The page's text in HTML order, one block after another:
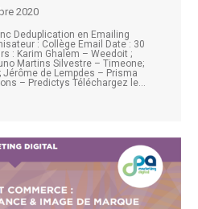
2020
Deduplication en Emailing
: Collège Email Date : 30
: Karim Ghalem – Weedoit ;
Martins Silvestre – Timeone;
de Lempdes – Prisma
– Predictys Téléchargez le…